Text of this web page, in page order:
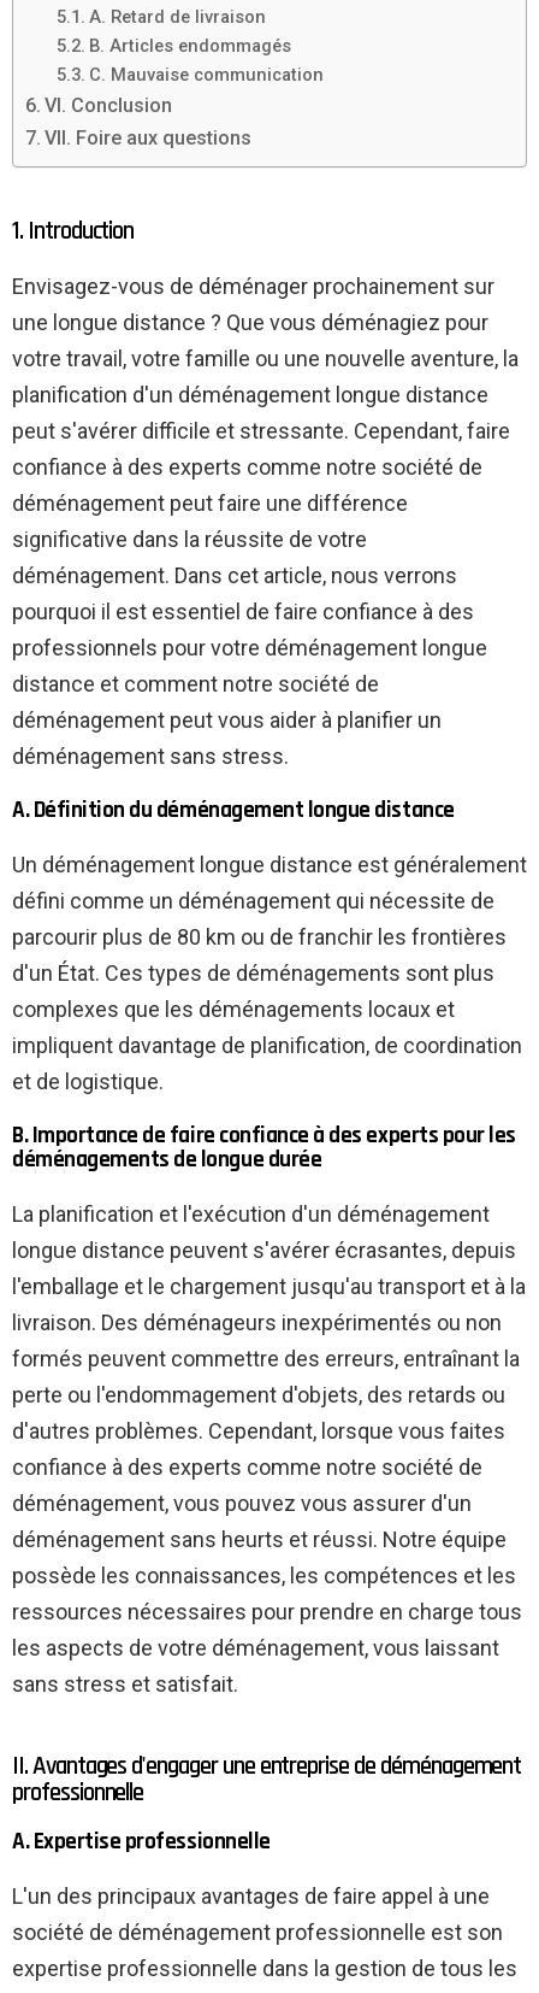
A. Retard de livraison
B. Articles endommagés
C. Mauvaise communication
VI. Conclusion
VII. Foire aux questions
1. Introduction
Envisagez-vous de déménager prochainement sur
une longue distance ? Que vous déménagiez pour
votre travail, votre famille ou une nouvelle aventure, la
planification d'un déménagement longue distance
peut s'avérer difficile et stressante. Cependant, faire
confiance à des experts comme notre société de
déménagement peut faire une différence
significative dans la réussite de votre
déménagement. Dans cet article, nous verrons
pourquoi il est essentiel de faire confiance à des
professionnels pour votre déménagement longue
distance et comment notre société de
déménagement peut vous aider à planifier un
déménagement sans stress.
A. Définition du déménagement longue distance
Un déménagement longue distance est généralement
défini comme un déménagement qui nécessite de
parcourir plus de 80 km ou de franchir les frontières
d'un État. Ces types de déménagements sont plus
complexes que les déménagements locaux et
impliquent davantage de planification, de coordination
et de logistique.
B. Importance de faire confiance à des experts pour les
déménagements de longue durée
La planification et l'exécution d'un déménagement
longue distance peuvent s'avérer écrasantes, depuis
l'emballage et le chargement jusqu'au transport et à la
livraison. Des déménageurs inexpérimentés ou non
formés peuvent commettre des erreurs, entraînant la
perte ou l'endommagement d'objets, des retards ou
d'autres problèmes. Cependant, lorsque vous faites
confiance à des experts comme notre société de
déménagement, vous pouvez vous assurer d'un
déménagement sans heurts et réussi. Notre équipe
possède les connaissances, les compétences et les
ressources nécessaires pour prendre en charge tous
les aspects de votre déménagement, vous laissant
sans stress et satisfait.
II. Avantages d'engager une entreprise de déménagement
professionnelle
A. Expertise professionnelle
L'un des principaux avantages de faire appel à une
société de déménagement professionnelle est son
expertise professionnelle dans la gestion de tous les